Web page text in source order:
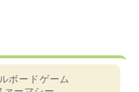
ボードゲーム